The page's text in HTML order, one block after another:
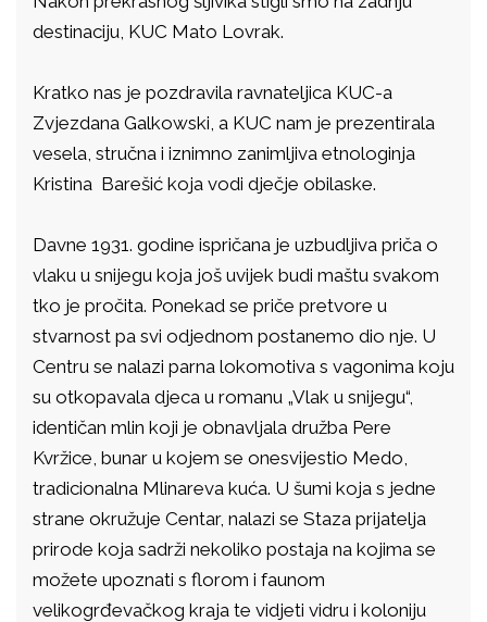
destinaciju, KUC Mato Lovrak.
Kratko nas je pozdravila ravnateljica KUC-a
Zvjezdana Galkowski, a KUC nam je prezentirala
vesela, stručna i iznimno zanimljiva etnologinja
Kristina Barešić koja vodi dječje obilaske.
Davne 1931. godine ispričana je uzbudljiva priča o
vlaku u snijegu koja još uvijek budi maštu svakom
tko je pročita. Ponekad se priče pretvore u
stvarnost pa svi odjednom postanemo dio nje. U
Centru se nalazi parna lokomotiva s vagonima koju
su otkopavala djeca u romanu „Vlak u snijegu“,
identičan mlin koji je obnavljala družba Pere
Kvržice, bunar u kojem se onesvijestio Medo,
tradicionalna Mlinareva kuća. U šumi koja s jedne
strane okružuje Centar, nalazi se Staza prijatelja
prirode koja sadrži nekoliko postaja na kojima se
možete upoznati s florom i faunom
velikogrđevačkog kraja te vidjeti vidru i koloniju